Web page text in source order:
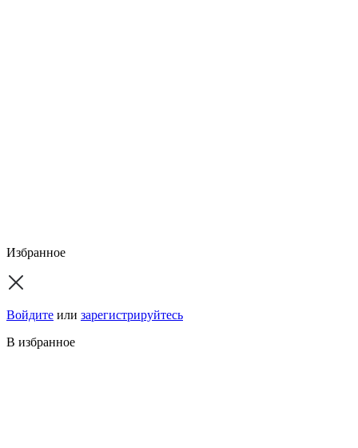
Избранное
Войдите или зарегистрируйтесь
В избранное